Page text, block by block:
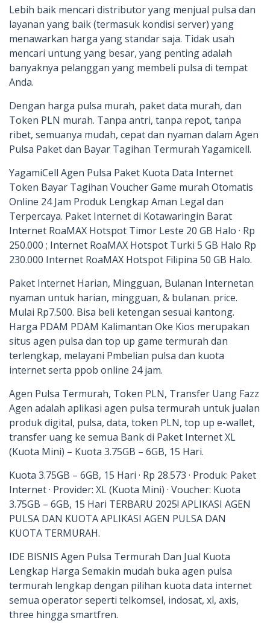
Lebih baik mencari distributor yang menjual pulsa dan
layanan yang baik (termasuk kondisi server) yang
menawarkan harga yang standar saja. Tidak usah
mencari untung yang besar, yang penting adalah
banyaknya pelanggan yang membeli pulsa di tempat
Anda.
Dengan harga pulsa murah, paket data murah, dan
Token PLN murah. Tanpa antri, tanpa repot, tanpa
ribet, semuanya mudah, cepat dan nyaman dalam Agen
Pulsa Paket dan Bayar Tagihan Termurah Yagamicell.
YagamiCell Agen Pulsa Paket Kuota Data Internet
Token Bayar Tagihan Voucher Game murah Otomatis
Online 24 Jam Produk Lengkap Aman Legal dan
Terpercaya. Paket Internet di Kotawaringin Barat
Internet RoaMAX Hotspot Timor Leste 20 GB Halo · Rp
250.000 ; Internet RoaMAX Hotspot Turki 5 GB Halo Rp
230.000 Internet RoaMAX Hotspot Filipina 50 GB Halo.
Paket Internet Harian, Mingguan, Bulanan Internetan
nyaman untuk harian, mingguan, & bulanan. price.
Mulai Rp7.500. Bisa beli ketengan sesuai kantong.
Harga PDAM PDAM Kalimantan Oke Kios merupakan
situs agen pulsa dan top up game termurah dan
terlengkap, melayani Pmbelian pulsa dan kuota
internet serta ppob online 24 jam.
Agen Pulsa Termurah, Token PLN, Transfer Uang Fazz
Agen adalah aplikasi agen pulsa termurah untuk jualan
produk digital, pulsa, data, token PLN, top up e-wallet,
transfer uang ke semua Bank di Paket Internet XL
(Kuota Mini) – Kuota 3.75GB – 6GB, 15 Hari.
Kuota 3.75GB – 6GB, 15 Hari · Rp 28.573 · Produk: Paket
Internet · Provider: XL (Kuota Mini) · Voucher: Kuota
3.75GB – 6GB, 15 Hari TERBARU 2025! APLIKASI AGEN
PULSA DAN KUOTA APLIKASI AGEN PULSA DAN
KUOTA TERMURAH.
IDE BISNIS Agen Pulsa Termurah Dan Jual Kuota
Lengkap Harga Semakin mudah buka agen pulsa
termurah lengkap dengan pilihan kuota data internet
semua operator seperti telkomsel, indosat, xl, axis,
three hingga smartfren.